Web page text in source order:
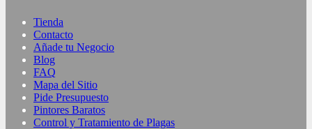
Tienda
Contacto
Añade tu Negocio
Blog
FAQ
Mapa del Sitio
Pide Presupuesto
Pintores Baratos
Control y Tratamiento de Plagas